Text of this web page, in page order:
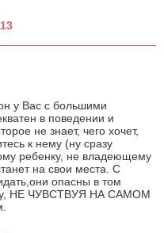
у Вас с большими
в поведении и
не знает, чего хочет,
к нему (ну сразу
ребенку, не владеющему
на свои места. С
опасны в том
НЕ ЧУВСТВУЯ НА САМОМ